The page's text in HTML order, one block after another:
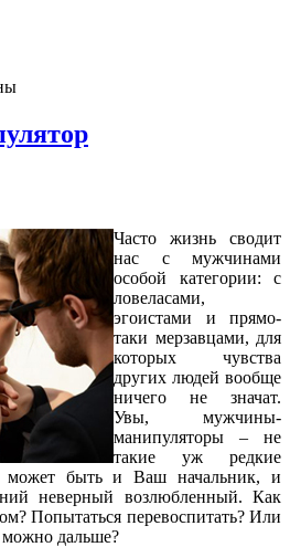
Часто жизнь сводит
нас с мужчинами
особой категории: с
ловеласами,
эгоистами и прямо-
таки мерзавцами, для
которых чувства
других людей вообще
ничего не значат.
Увы, мужчины-
манипуляторы – не
такие уж редкие
может быть и Ваш начальник, и
неверный возлюбленный. Как
Попытаться перевоспитать? Или
можно дальше?